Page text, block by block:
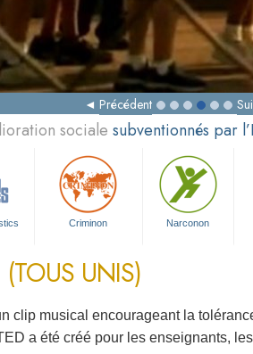
Précédent
sociale subventionnés par
Criminon Narconon
UNIS)
clip musical encourageant la
a été créé pour les enseignants,